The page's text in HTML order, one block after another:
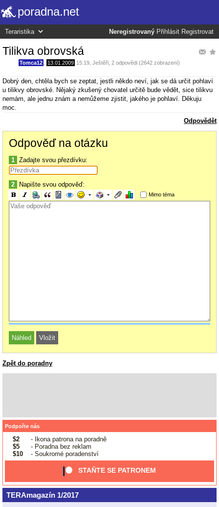
poradna.net
Neregistrovaný Přihlásit Registrovat
Tilikva obrovská
Tomca12 13.01.2009 15:19 Ještěři , 2 odpovědi (2642 zobrazení)
Dobrý den, chtěla bych se zeptat, jestli někdo neví, jak se dá určit pohlaví
u tilikvy obrovské. Nějaký zkušený chovatel určitě bude vědět, sice tilikvu
nemám, ale jednu znám a nemůžeme zjistit, jakého je pohlaví. Děkuju
moc.
Odpovědět
Odpověď na otázku
1 Zadajte svou přezdívku:
2 Napište svou odpověď:
Mimo téma
Zpět do poradny
Podpořte nás
$2
- Ikona patrona na poradně
$5
- Poradna bez reklam
$10
- Soukromé poradenství
STAŇTE SE PATRONEM
TERAmagazín 1/2017